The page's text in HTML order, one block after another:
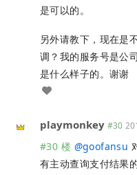
是可以的。
另外请教下，现在是
调？我的服务号是公
是什么样子的。谢谢
playmonkey #30
#30 楼 @goofansu
有主动查询支付结果